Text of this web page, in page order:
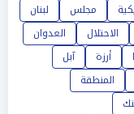
مجلس
لبنان
الاحتلال
العدوان
أرزة
آبل
المنطقة